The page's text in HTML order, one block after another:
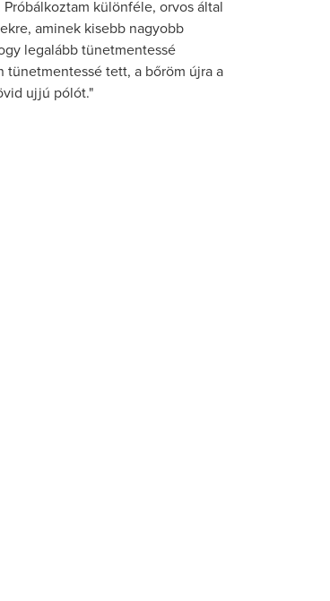
a
különféle, orvos által
aminek kisebb nagyobb
legalább tünetmentessé
tünetmentessé tett, a bőröm újra a
ujjú pólót."